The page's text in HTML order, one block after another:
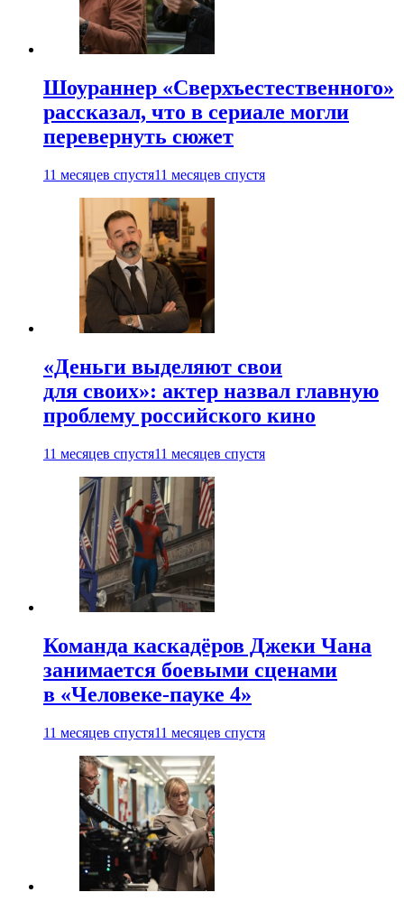
Шоураннер «Сверхъестественного»
рассказал, что в сериале могли
перевернуть сюжет
11 месяцев спустя11 месяцев спустя
«Деньги выделяют свои
для своих»: актер назвал главную
проблему российского кино
11 месяцев спустя11 месяцев спустя
Команда каскадёров Джеки Чана
занимается боевыми сценами
в «Человеке-пауке 4»
11 месяцев спустя11 месяцев спустя